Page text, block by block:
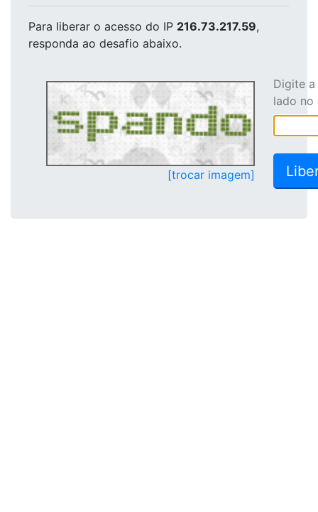
Para liberar o acesso do IP 216.73.217.59,
responda ao desafio abaixo.
[trocar imagem]
Digite
lado no